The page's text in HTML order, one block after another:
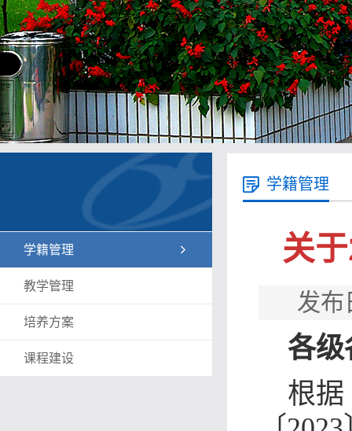
学籍管理
教学管理
培养方案
课程建设
学籍管理
关
发
各级
根据